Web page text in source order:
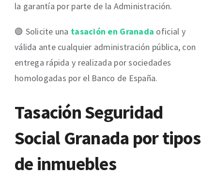
la garantía por parte de la Administración.
🟢 Solicite una tasación en Granada oficial y
válida ante cualquier administración pública, con
entrega rápida y realizada por sociedades
homologadas por el Banco de España.
Tasación Seguridad
Social Granada por tipos
de inmuebles